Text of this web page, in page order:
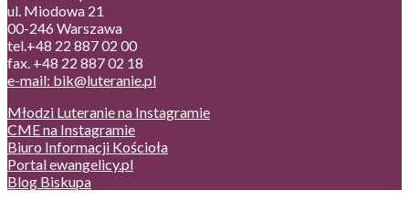
ul. Miodowa 21
00-246 Warszawa
tel.+48 22 887 02 00
fax. +48 22 887 02 18
e-mail: bik@luteranie.pl
Młodzi Luteranie na Instagramie
CME na Instagramie
Biuro Informacji Kościoła
Portal ewangelicy.pl
Blog Biskupa